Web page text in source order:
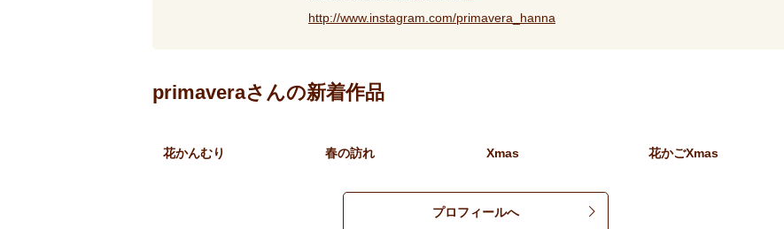
http://www.instagram.com/primavera_hanna
primaveraさんの新着作品
花かんむり 春の訪れ Xmas 花かごXmas
プロフィールへ